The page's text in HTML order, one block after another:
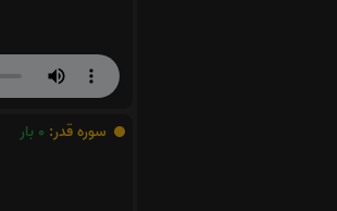
سوره قدر: 0 بار